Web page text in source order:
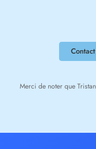
Merci de noter que